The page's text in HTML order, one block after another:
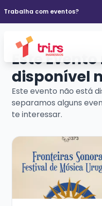
Trabalha com eventos?
Este
disponível
Este evento não está
separamos alguns
te interessar.
Veja mais sobre